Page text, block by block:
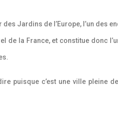
Jardins de l’Europe, l’un des
la France, et constitue donc
puisque c’est une ville pleine